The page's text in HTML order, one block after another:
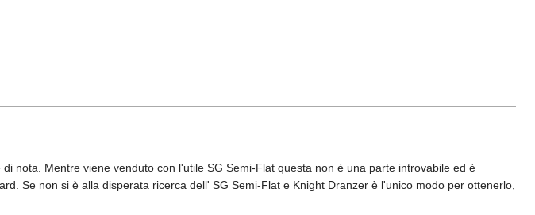
nota. Mentre viene venduto con l'utile SG Semi-Flat questa non è una parte introvabile ed è
Se non si è alla disperata ricerca dell' SG Semi-Flat e Knight Dranzer è l'unico modo per ottenerlo,